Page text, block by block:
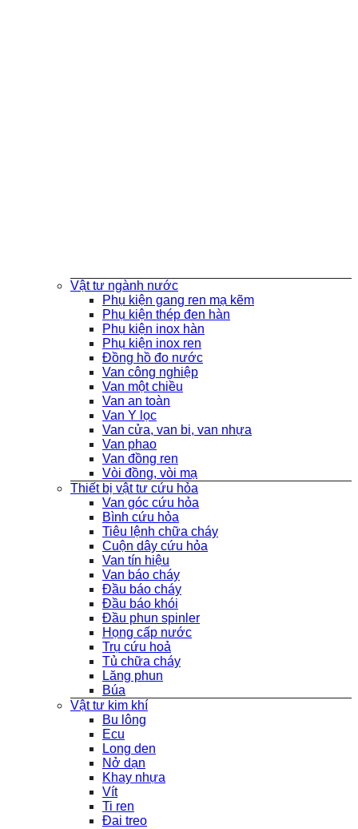
Vật tư ngành nước
Phụ kiện gang ren mạ kẽm
Phụ kiện thép đen hàn
Phụ kiện inox hàn
Phụ kiện inox ren
Đồng hồ đo nước
Van công nghiệp
Van một chiều
Van an toàn
Van Y lọc
Van cửa, van bi, van nhựa
Van phao
Van đồng ren
Vòi đồng, vòi mạ
Thiết bị vật tư cứu hỏa
Van góc cứu hỏa
Bình cứu hỏa
Tiêu lệnh chữa cháy
Cuộn dây cứu hỏa
Van tín hiệu
Van báo cháy
Đầu báo cháy
Đầu báo khói
Đầu phun spinler
Họng cấp nước
Trụ cứu hoả
Tủ chữa cháy
Lăng phun
Búa
Vật tư kim khí
Bu lông
Ecu
Long den
Nở dạn
Khay nhựa
Vít
Ti ren
Đai treo